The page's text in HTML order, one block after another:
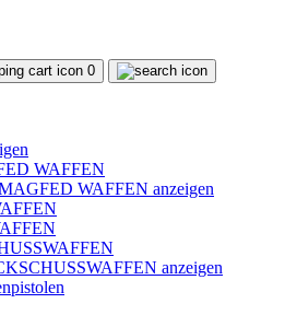
0
WAFFEN
WAFFEN anzeigen
anzeigen